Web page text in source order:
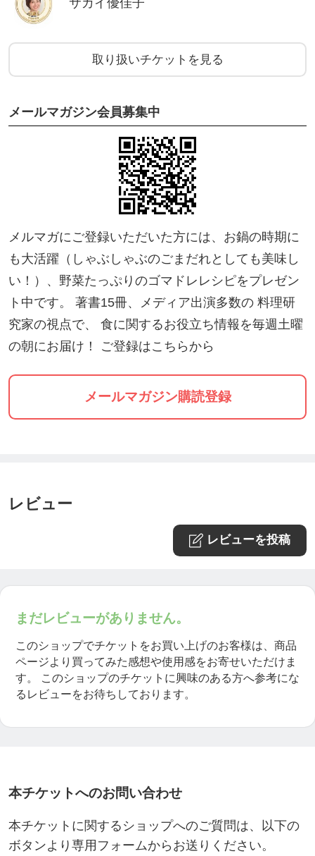
＜よっしーさん＞
乾物の特徴、栄養バランスをワークをしながら楽し
く学べました。乾物を水で戻さなくても簡単に出来
使ったレパートリーが増えるのが嬉しい。ローリン
グストックで無駄にもならず、何より乾物があれば
『大丈夫』という気持ちの安心感をえられたことが
私にはありがたかったです。
参加できて本当によかったです。ありがとうござい
ました。
他、たくさんのご感想をいただいています。
ご覧になりたい方は、以下のページの下部からご覧
いただけます。
https://www.reservestock.jp/page/consecutive_event
サカイ優佳子
取り扱いチケットを見る
メールマガジン会員募集中
メルマガにご登録いただいた方には、お鍋の時期に
も大活躍（しゃぶしゃぶのごまだれとしても美味し
い！）、野菜たっぷりのゴマドレレシピをプレゼン
ト中です。 著書15冊、メディア出演多数の 料理研
究家の視点で、 食に関するお役立ち情報を毎週土曜
の朝にお届け！ ご登録はこちらから
メールマガジン購読登録
レビュー
レビューを投稿
まだレビューがありません。
このショップでチケットをお買い上げのお客様は、商品
ページより買ってみた感想や使用感をお寄せいただけま
す。
このショップのチケットに興味のある方へ参考にな
るレビューをお待ちしております。
本チケットへのお問い合わせ
本チケットに関するショップへのご質問は、以下の
ボタンより専用フォームからお送りください。